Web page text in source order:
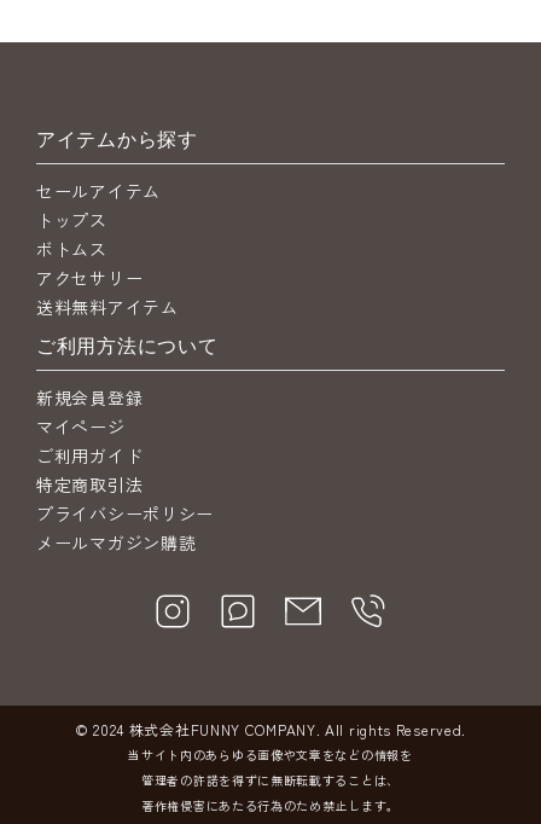
アイテムから探す
セールアイテム
トップス
ボトムス
アクセサリー
送料無料アイテム
ご利用方法について
新規会員登録
マイページ
ご利用ガイド
特定商取引法
プライバシーポリシー
メールマガジン購読
© 2024 株式会社FUNNY COMPANY. All rights Reserved.
当サイト内のあらゆる画像や文章をなどの情報を
管理者の許諾を得ずに無断転載することは、
著作権侵害にあたる行為のため禁止します。